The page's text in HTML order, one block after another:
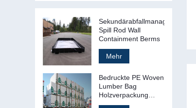
Sekundärabfallmanagement
Spill Rod Wall
Containment Berms
Mehr
Bedruckte PE Woven
Lumber Bag
Holzverpackung
Tasche Cover